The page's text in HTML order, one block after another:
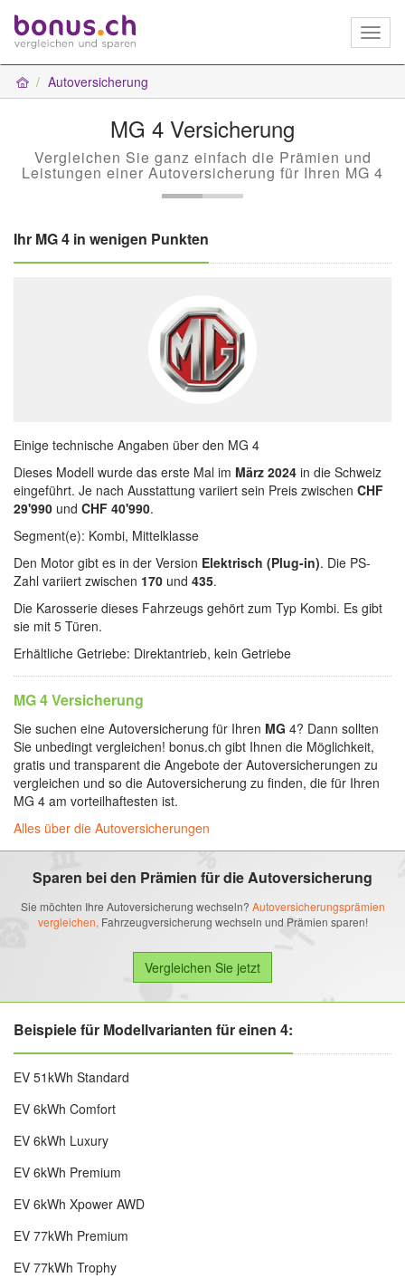
Autoversicherung
MG 4 Versicherung
Vergleichen Sie ganz einfach die Prämien und
Leistungen einer Autoversicherung für Ihren MG 4
Ihr MG 4 in wenigen Punkten
Einige technische Angaben über den MG 4
Dieses Modell wurde das erste Mal im März 2024 in die Schweiz
eingeführt. Je nach Ausstattung variiert sein Preis zwischen CHF
29'990 und CHF 40'990.
Segment(e): Kombi, Mittelklasse
Den Motor gibt es in der Version Elektrisch (Plug-in). Die PS-
Zahl variiert zwischen 170 und 435.
Die Karosserie dieses Fahrzeugs gehört zum Typ Kombi. Es gibt
sie mit 5 Türen.
Erhältliche Getriebe: Direktantrieb, kein Getriebe
MG 4 Versicherung
Sie suchen eine Autoversicherung für Ihren MG 4? Dann sollten
Sie unbedingt vergleichen! bonus.ch gibt Ihnen die Möglichkeit,
gratis und transparent die Angebote der Autoversicherungen zu
vergleichen und so die Autoversicherung zu finden, die für Ihren
MG 4 am vorteilhaftesten ist.
Alles über die Autoversicherungen
Sparen bei den Prämien für die Autoversicherung
Sie möchten Ihre Autoversicherung wechseln? Autoversicherungsprämien
vergleichen, Fahrzeugversicherung wechseln und Prämien sparen!
Beispiele für Modellvarianten für einen 4:
EV 51kWh Standard
EV 6kWh Comfort
EV 6kWh Luxury
EV 6kWh Premium
EV 6kWh Xpower AWD
EV 77kWh Premium
EV 77kWh Trophy